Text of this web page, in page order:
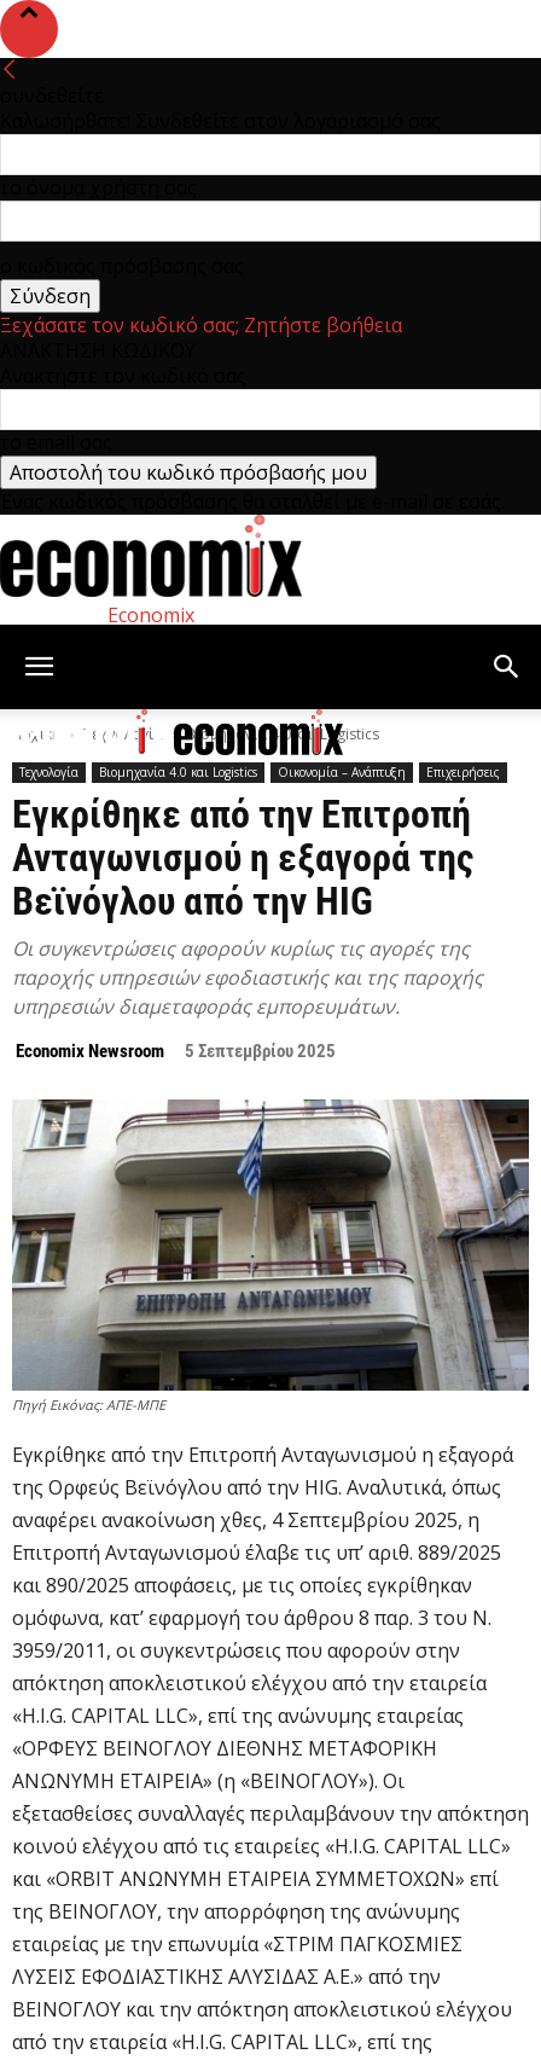
Ξεχάσατε τον κωδικό σας; Ζητήστε βοήθεια
Economix
Αρχική Τεχνολογία Βιομηχανία 4.0 και Logistics
Τεχνολογία Βιομηχανία 4.0 και Logistics Οικονομία – Ανάπτυξη Επιχειρήσεις
Εγκρίθηκε από την Επιτροπή
Ανταγωνισμού η εξαγορά της
Βεϊνόγλου από την HIG
Οι συγκεντρώσεις αφορούν κυρίως τις αγορές της
παροχής υπηρεσιών εφοδιαστικής και της παροχής
υπηρεσιών διαμεταφοράς εμπορευμάτων.
Economix Newsroom 5 Σεπτεμβρίου 2025
Πηγή Εικόνας: ΑΠΕ-ΜΠΕ
Εγκρίθηκε από την Επιτροπή Ανταγωνισμού η εξαγορά
της Ορφεύς Βεϊνόγλου από την HIG. Αναλυτικά, όπως
αναφέρει ανακοίνωση χθες, 4 Σεπτεμβρίου 2025, η
Επιτροπή Ανταγωνισμού έλαβε τις υπ’ αριθ. 889/2025
και 890/2025 αποφάσεις, με τις οποίες εγκρίθηκαν
ομόφωνα, κατ’ εφαρμογή του άρθρου 8 παρ. 3 του Ν.
3959/2011, οι συγκεντρώσεις που αφορούν στην
απόκτηση αποκλειστικού ελέγχου από την εταιρεία
«H.I.G. CAPITAL LLC», επί της ανώνυμης εταιρείας
«ΟΡΦΕΥΣ ΒΕΙΝΟΓΛΟΥ ΔΙΕΘΝΗΣ ΜΕΤΑΦΟΡΙΚΗ
ΑΝΩΝΥΜΗ ΕΤΑΙΡΕΙΑ» (η «ΒΕΙΝΟΓΛΟΥ»). Οι
εξετασθείσες συναλλαγές περιλαμβάνουν την απόκτηση
κοινού ελέγχου από τις εταιρείες «H.I.G. CAPITAL LLC»
και «ORBIT ΑΝΩΝΥΜΗ ΕΤΑΙΡΕΙΑ ΣΥΜΜΕΤΟΧΩΝ» επί
της ΒΕΙΝΟΓΛΟΥ, την απορρόφηση της ανώνυμης
εταιρείας με την επωνυμία «ΣΤΡΙΜ ΠΑΓΚΟΣΜΙΕΣ
ΛΥΣΕΙΣ ΕΦΟΔΙΑΣΤΙΚΗΣ ΑΛΥΣΙΔΑΣ Α.Ε.» από την
ΒΕΙΝΟΓΛΟΥ και την απόκτηση αποκλειστικού ελέγχου
από την εταιρεία «H.I.G. CAPITAL LLC», επί της